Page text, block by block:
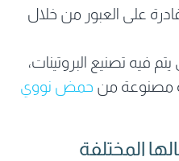
على العبور من خلال
فيه تصنيع البروتينات،
مصنوعة من حمض نووي
المختلفة